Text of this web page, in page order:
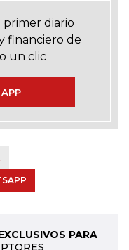
primer diario
financiero de
un clic
PARA